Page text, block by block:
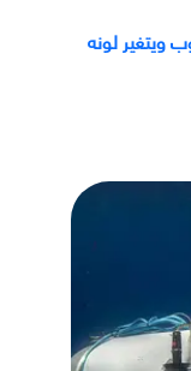
ويتغير لونه